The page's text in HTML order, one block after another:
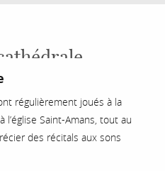
régulièrement joués à la
l’église Saint-Amans, tout au
des récitals aux sons